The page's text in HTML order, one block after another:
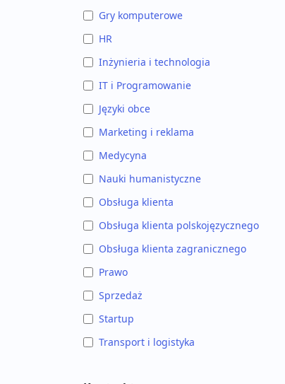
Gry komputerowe
HR
Inżynieria i technologia
IT i Programowanie
Języki obce
Marketing i reklama
Medycyna
Nauki humanistyczne
Obsługa klienta
Obsługa klienta polskojęzycznego
Obsługa klienta zagranicznego
Prawo
Sprzedaż
Startup
Transport i logistyka